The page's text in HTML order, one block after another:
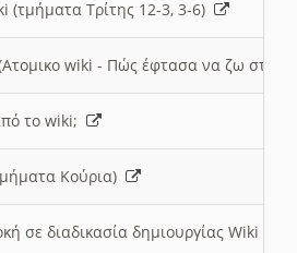
(τμήματα Τρίτης 12-3, 3-6)
wiki - Πώς έφτασα να ζω στην
το wiki;
Κούρια)
σε διαδικασία δημιουργίας Wiki